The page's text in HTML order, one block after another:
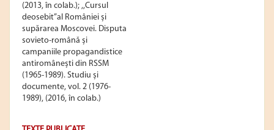
(2013, în colab.); ,,Cursul
deosebit”al României și
supărarea Moscovei. Disputa
sovieto-română și
campaniile propagandistice
antiromânești din RSSM
(1965-1989). Studiu și
documente, vol. 2 (1976-
1989), (2016, în colab.)